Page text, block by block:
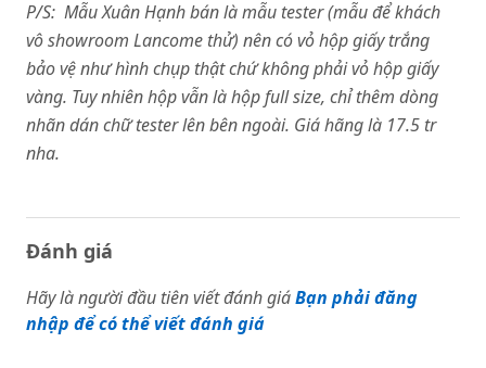
P/S: Mẫu Xuân Hạnh bán là mẫu tester (mẫu để khách
vô showroom Lancome thử) nên có vỏ hộp giấy trắng
bảo vệ như hình chụp thật chứ không phải vỏ hộp giấy
vàng. Tuy nhiên hộp vẫn là hộp full size, chỉ thêm dòng
nhãn dán chữ tester lên bên ngoài. Giá hãng là 17.5 tr
nha.
Đánh giá
Hãy là người đầu tiên viết đánh giáBạn phải đăng
nhập để có thể viết đánh giá